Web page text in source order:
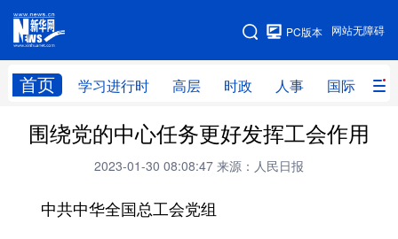
网站无障碍
PC版本
首页 学习进行时 高层 时政 人事 国际 财
网站地图
学习进行时 高层 时政 人事
财经 网评
台湾 思客智库
围绕党的中心任务更好发挥工会作用
2023-01-30 08:08:47 来源：人民日报
中共中华全国总工会党组